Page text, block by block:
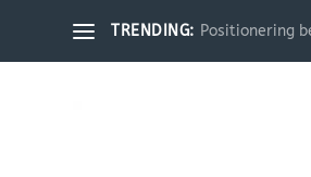
TRENDING: Positionering